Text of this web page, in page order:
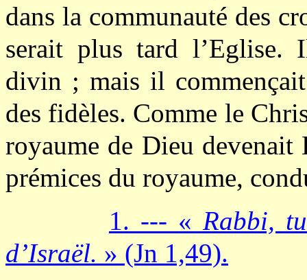
dans la communauté des
serait plus tard
divin ; mais il
des fidèles. Comme le
royaume de Dieu devenait
prémices du royaume,
1. --- « Rabbi,
d’Israël. » (Jn 1,49).